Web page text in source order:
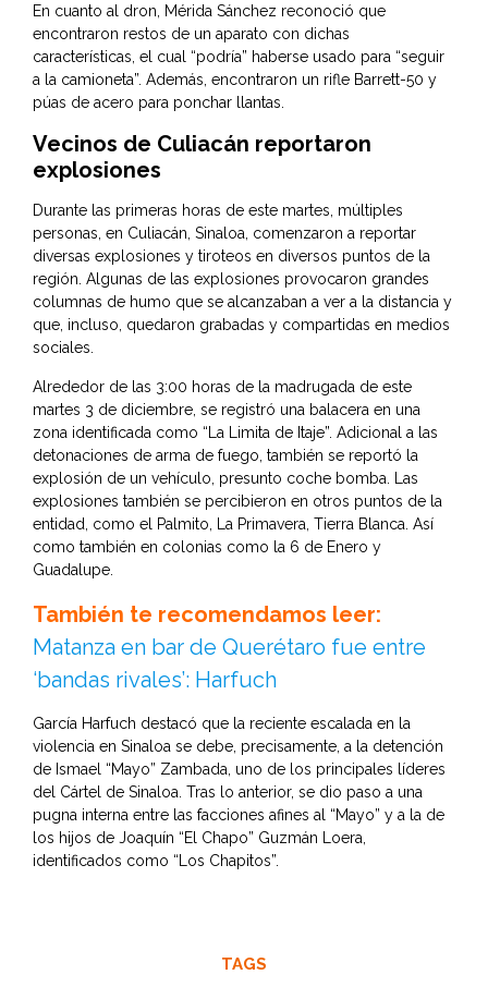
En cuanto al dron, Mérida Sánchez reconoció que
encontraron restos de un aparato con dichas
características, el cual “podría” haberse usado para “seguir
a la camioneta”. Además, encontraron un rifle Barrett-50 y
púas de acero para ponchar llantas.
Vecinos de Culiacán reportaron
explosiones
Durante las primeras horas de este martes, múltiples
personas, en Culiacán, Sinaloa, comenzaron a reportar
diversas explosiones y tiroteos en diversos puntos de la
región. Algunas de las explosiones provocaron grandes
columnas de humo que se alcanzaban a ver a la distancia y
que, incluso, quedaron grabadas y compartidas en medios
sociales.
Alrededor de las 3:00 horas de la madrugada de este
martes 3 de diciembre, se registró una balacera en una
zona identificada como “La Limita de Itaje”. Adicional a las
detonaciones de arma de fuego, también se reportó la
explosión de un vehículo, presunto coche bomba. Las
explosiones también se percibieron en otros puntos de la
entidad, como el Palmito, La Primavera, Tierra Blanca. Así
como también en colonias como la 6 de Enero y
Guadalupe.
También te recomendamos leer:
Matanza en bar de Querétaro fue entre
‘bandas rivales’: Harfuch
García Harfuch destacó que la reciente escalada en la
violencia en Sinaloa se debe, precisamente, a la detención
de Ismael “Mayo” Zambada, uno de los principales líderes
del Cártel de Sinaloa. Tras lo anterior, se dio paso a una
pugna interna entre las facciones afines al “Mayo” y a la de
los hijos de Joaquín “El Chapo” Guzmán Loera,
identificados como “Los Chapitos”.
TAGS